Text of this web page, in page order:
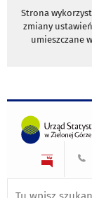
Strona
zmiany
umieszczane